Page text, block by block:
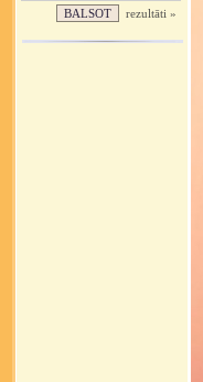
rezultāti »